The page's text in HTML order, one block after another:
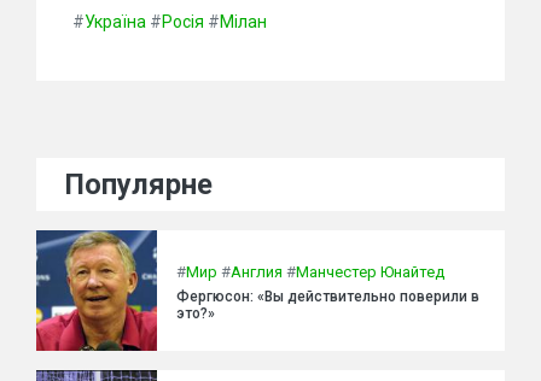
#Україна #Росія #Мілан
Популярне
#Мир #Англия #Манчестер Юнайтед
Фергюсон: «Вы действительно поверили в
это?»